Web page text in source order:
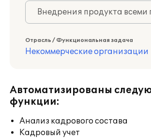
Внедрения продукта
Отрасль / Функциональная задача
Некоммерческие организации
Автоматизированы
функции:
Анализ кадрового состава
Кадровый учет